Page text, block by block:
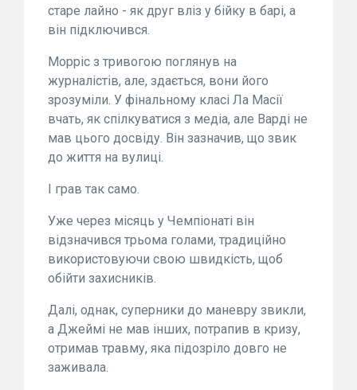
старе лайно - як друг вліз у бійку в барі, а
він підключився.
Морріс з тривогою поглянув на
журналістів, але, здається, вони його
зрозуміли. У фінальному класі Ла Масії
вчать, як спілкуватися з медіа, але Варді не
мав цього досвіду. Він зазначив, що звик
до життя на вулиці.
І грав так само.
Уже через місяць у Чемпіонаті він
відзначився трьома голами, традиційно
використовуючи свою швидкість, щоб
обійти захисників.
Далі, однак, суперники до маневру звикли,
а Джеймі не мав інших, потрапив в кризу,
отримав травму, яка підозріло довго не
заживала.